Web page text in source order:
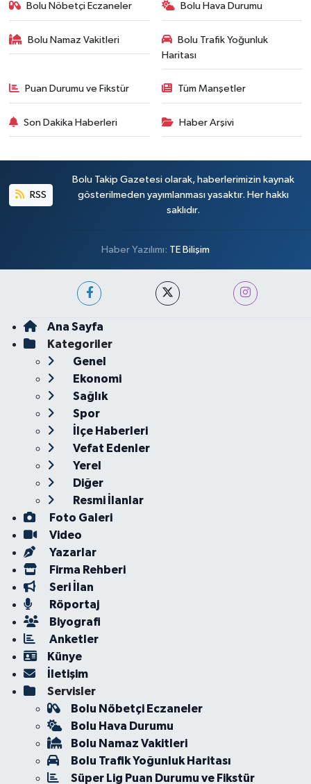
Bolu Nöbetçi Eczaneler Bolu Hava Durumu
Bolu Namaz Vakitleri
Bolu Trafik Yoğunluk
Haritası
Puan Durumu ve Fikstür Tüm Manşetler
Son Dakika Haberleri Haber Arşivi
RSS
Bolu Takip Gazetesi olarak, haberlerimizin kaynak
gösterilmeden yayımlanması yasaktır. Her hakkı
saklıdır.
Haber Yazılımı: TE Bilişim
Ana Sayfa
Kategoriler
Genel
Ekonomi
Sağlık
Spor
İlçe Haberleri
Vefat Edenler
Yerel
Diğer
Resmi İlanlar
Foto Galeri
Video
Yazarlar
Firma Rehberi
Seri İlan
Röportaj
Biyografi
Anketler
Künye
İletişim
Servisler
Bolu Nöbetçi Eczaneler
Bolu Hava Durumu
Bolu Namaz Vakitleri
Bolu Trafik Yoğunluk Haritası
Süper Lig Puan Durumu ve Fikstür